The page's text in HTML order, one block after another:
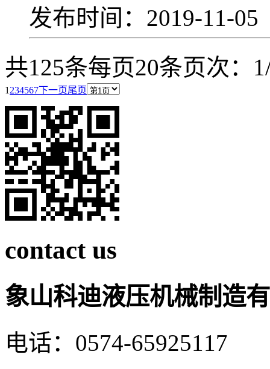
发布时间：2019-11-
共125条每页20条页次：
1 234567下一页尾页
contact us
象山科迪液压机械制造
电话：0574-65925117